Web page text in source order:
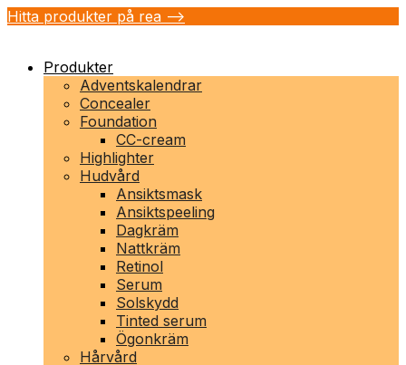
Hitta produkter på rea -->
Produkter
Adventskalendrar
Concealer
Foundation
CC-cream
Highlighter
Hudvård
Ansiktsmask
Ansiktspeeling
Dagkräm
Nattkräm
Retinol
Serum
Solskydd
Tinted serum
Ögonkräm
Hårvård